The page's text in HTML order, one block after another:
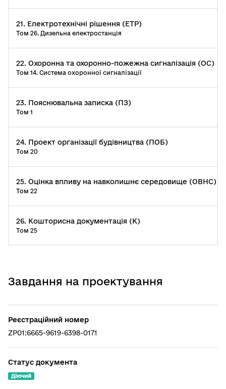
21. Електротехнічні рішення (ЕТР)
Том 26. Дизельна електростанція
22. Охоронна та охоронно-пожежна сигналізація (ОС)
Том 14. Система охоронної сигналізації
23. Пояснювальна записка (ПЗ)
Том 1
24. Проект організації будівництва (ПОБ)
Том 20
25. Оцінка впливу на навколишнє середовище (ОВНС)
Том 22
26. Кошторисна документація (К)
Том 25
Завдання на проектування
Реєстраційний номер
ZP01:6665-9619-6398-0171
Статус документа
Діючий